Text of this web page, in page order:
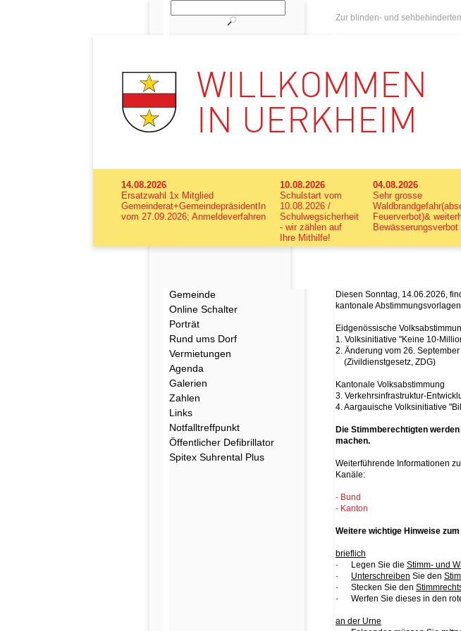
Zur blinden- und
14.08.2026
Ersatzwahl 1x Mitglied
Gemeinderat+GemeindepräsidentIn
vom 27.09.2026; Anmeldeverfahren
10.08.2026
Schulstart vom
10.08.2026 /
Schulwegsicherheit
- wir zählen auf
Ihre Mithilfe!
04.08.2026
Sehr grosse
Feuerverbot)&
Bewässerungsverbot
Gemeinde
Online Schalter
Porträt
Rund ums Dorf
Vermietungen
Agenda
Galerien
Zahlen
Links
Notfalltreffpunkt
Öffentlicher Defibrillator
Spitex Suhrental Plus
Diesen Sonntag, 14.06.2026,
kantonale
Eidgenössische
1. Volksinitiative "Keine 10-
2. Änderung vom 26.
(Zivildienstgesetz, ZDG)
Kantonale Volksabstimmung
3. Verkehrsinfrastruktur-
4. Aargauische Volksinitiative
Die Stimmberechtigten
machen.
Weiterführende Informationen
Kanäle:
- Bund
- Kanton
Weitere wichtige Hinweise
brieflich
· Legen Sie die Stimm- und
· Unterschreiben Sie den
· Stecken Sie den
· Werfen Sie dieses in den
an der Urne